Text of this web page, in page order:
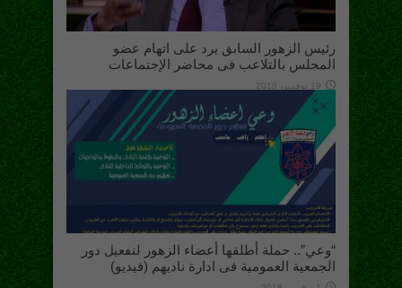
رئيس الزهور السابق يرد على اتهام عضو
المجلس بالتلاعب فى محاضر الإجتماعات
19 نوفمبر، 2018
“وعي”.. حملة أطلقها أعضاء الزهور لتفعيل دور
الجمعية العمومية فى ادارة ناديهم (فيديو)